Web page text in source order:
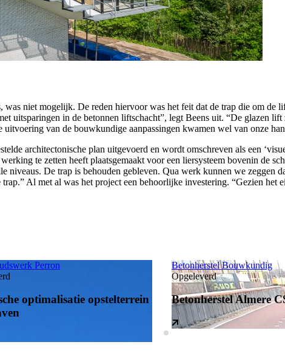
niet mogelijk. De reden hiervoor was het feit dat de trap die om de
uitsparingen in de betonnen liftschacht”, legt Beens uit. “De glazen
van de bouwkundige aanpassingen kwamen wel van onze
architectonische plan uitgevoerd en wordt omschreven als een
te zetten heeft plaatsgemaakt voor een liersysteem bovenin de
niveaus. De trap is behouden gebleven. Qua werk kunnen we zeggen
Al met al was het project een behoorlijke investering. “Gezien het
Perron
optimalisatie opstelterrein
BetonherstelBouwkundig
Opgeleverd
Betonherstel Almere